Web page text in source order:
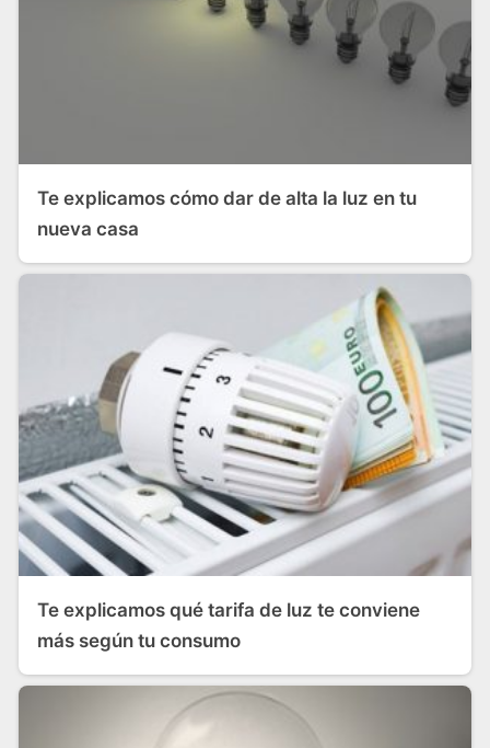
Te explicamos cómo dar de alta la luz en tu
nueva casa
Te explicamos qué tarifa de luz te conviene
más según tu consumo